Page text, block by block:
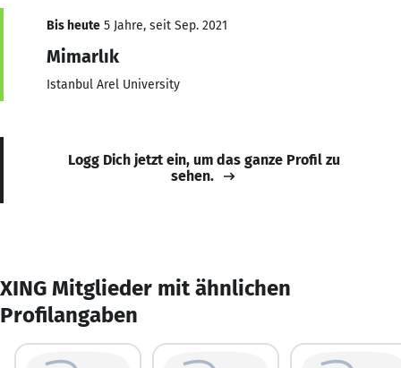
Bis heute 5 Jahre, seit Sep. 2021
Mimarlık
Istanbul Arel University
Logg Dich jetzt ein, um das ganze Profil zu
sehen.
XING Mitglieder mit ähnlichen
Profilangaben